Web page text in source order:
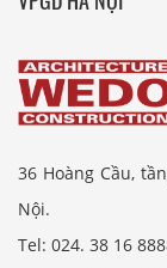
36 Hoàng Cầu,
Nội.
Tel: 024. 38 16